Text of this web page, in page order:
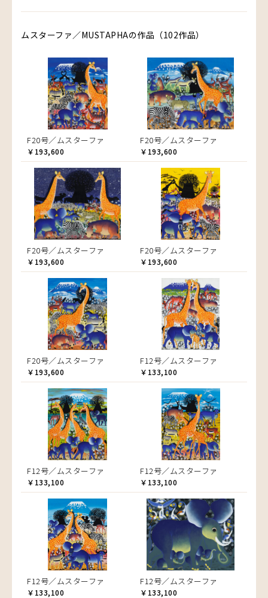
ムスターファ／MUSTAPHAの作品（102作品）
F20号／ムスターファ
￥193,600
F20号／ムスターファ
￥193,600
F20号／ムスターファ
￥193,600
F20号／ムスターファ
￥193,600
F20号／ムスターファ
￥193,600
F12号／ムスターファ
￥133,100
F12号／ムスターファ
￥133,100
F12号／ムスターファ
￥133,100
F12号／ムスターファ
￥133,100
F12号／ムスターファ
￥133,100